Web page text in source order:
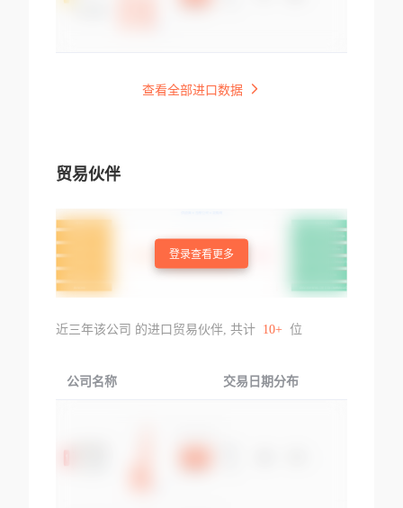
查看全部进口数据
贸易伙伴
登录查看更多
近三年该公司 的进口贸易伙伴, 共计 10+ 位
公司名称 交易日期分布